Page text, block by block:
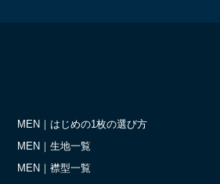
MEN｜はじめの1枚の選び方
MEN｜生地一覧
MEN｜襟型一覧